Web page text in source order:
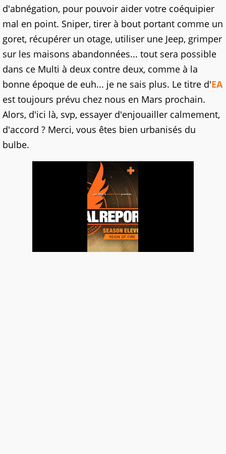
d'abnégation, pour pouvoir aider votre coéquipier
mal en point. Sniper, tirer à bout portant comme un
goret, récupérer un otage, utiliser une Jeep, grimper
sur les maisons abandonnées... tout sera possible
dans ce Multi à deux contre deux, comme à la
bonne époque de euh... je ne sais plus. Le titre d'EA
est toujours prévu chez nous en Mars prochain.
Alors, d'ici là, svp, essayer d'enjouailler calmement,
d'accord ? Merci, vous êtes bien urbanisés du
bulbe.